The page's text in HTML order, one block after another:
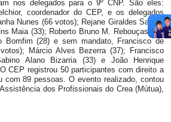
nos delegados para o 9º CNP. São eles:
coordenador do CEP, e os delegados
Nunes (66 votos); Rejane Giraldes Santos
Maia (33); Roberto Bruno M. Rebouças (30)
Bomfim (28) e sem mandato, Francisco de
Márcio Alves Bezerra (37); Francisco
Alano Bizarria (33) e João Henrique
CEP registrou 50 participantes com direito a
com 89 pessoas. O evento realizado, contou
dos Profissionais do Crea (Mútua),